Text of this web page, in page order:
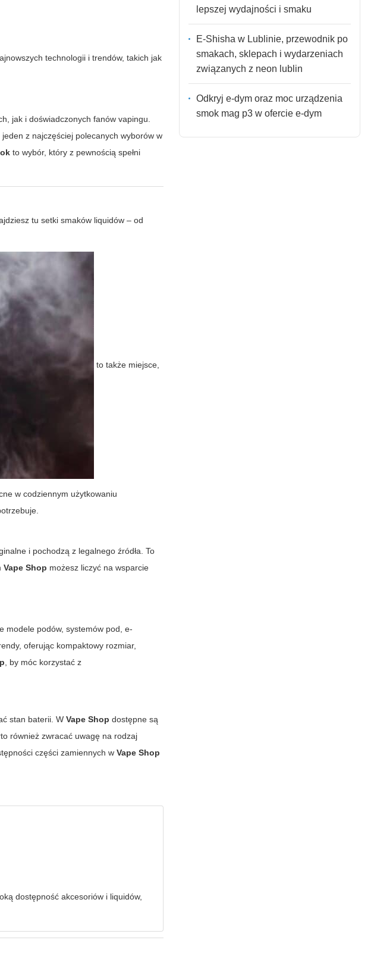
technologii i trendów, takich jak
jak i doświadczonych fanów vapingu.
z najczęściej polecanych wyborów w
to wybór, który z pewnością spełni
tu setki smaków liquidów – od
to także miejsce,
w codziennym użytkowaniu
i pochodzą z legalnego źródła. To
Vape Shop możesz liczyć na wsparcie
modele podów, systemów pod, e-
oferując kompaktowy rozmiar,
, by móc korzystać z
stan baterii. WVape Shop dostępne są
również zwracać uwagę na rodzaj
części zamiennych wVape Shop
dostępność akcesoriów i liquidów,
lepszej wydajności i smaku
E-Shisha w Lublinie, przewodnik po
smakach, sklepach i wydarzeniach
związanych z neon lublin
Odkryj e-dym oraz moc urządzenia
smok mag p3 w ofercie e-dym